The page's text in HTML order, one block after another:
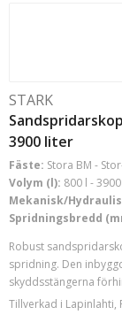
STARK
3900 liter
Fäste: Stora BM -
Volym (l): 800 l -
Mekanisk/
Spridningsbredd
Robust
spridning. Den
skyddsstängerna
Tillverkad i Lapinlahti,